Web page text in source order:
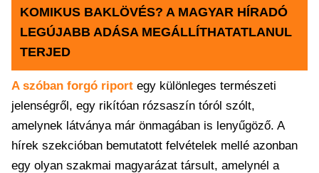
KOMIKUS BAKLÖVÉS? A MAGYAR HÍRADÓ
LEGÚJABB ADÁSA MEGÁLLÍTHATATLANUL
TERJED
A szóban forgó riport egy különleges természeti
jelenségről, egy rikítóan rózsaszín tóról szólt,
amelynek látványa már önmagában is lenyűgöző. A
hírek szekcióban bemutatott felvételek mellé azonban
egy olyan szakmai magyarázat társult, amelynél a